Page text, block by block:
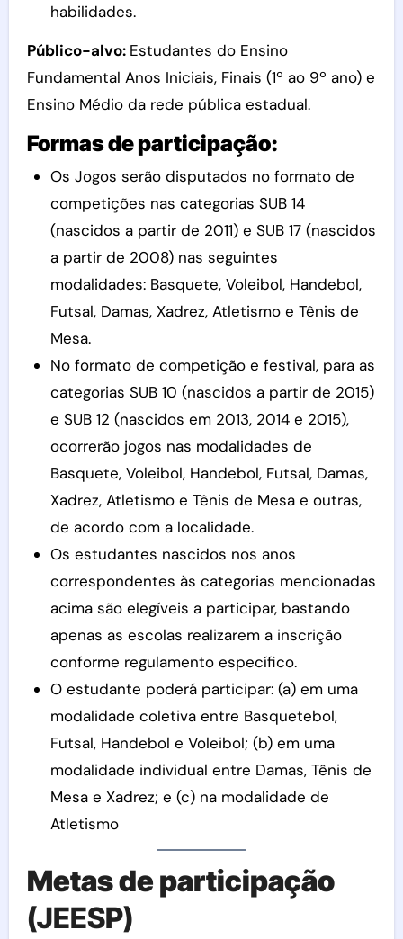
habilidades.
Público-alvo: Estudantes do Ensino
Fundamental Anos Iniciais, Finais (1º ao 9º ano) e
Ensino Médio da rede pública estadual.
Formas de participação:
Os Jogos serão disputados no formato de
competições nas categorias SUB 14
(nascidos a partir de 2011) e SUB 17 (nascidos
a partir de 2008) nas seguintes
modalidades: Basquete, Voleibol, Handebol,
Futsal, Damas, Xadrez, Atletismo e Tênis de
Mesa.
No formato de competição e festival, para as
categorias SUB 10 (nascidos a partir de 2015)
e SUB 12 (nascidos em 2013, 2014 e 2015),
ocorrerão jogos nas modalidades de
Basquete, Voleibol, Handebol, Futsal, Damas,
Xadrez, Atletismo e Tênis de Mesa e outras,
de acordo com a localidade.
Os estudantes nascidos nos anos
correspondentes às categorias mencionadas
acima são elegíveis a participar, bastando
apenas as escolas realizarem a inscrição
conforme regulamento específico.
O estudante poderá participar: (a) em uma
modalidade coletiva entre Basquetebol,
Futsal, Handebol e Voleibol; (b) em uma
modalidade individual entre Damas, Tênis de
Mesa e Xadrez; e (c) na modalidade de
Atletismo
Metas de participação
(JEESP)